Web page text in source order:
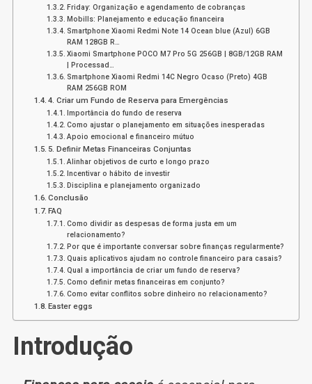
Friday: Organização e agendamento de cobranças
Mobills: Planejamento e educação financeira
Smartphone Xiaomi Redmi Note 14 Ocean blue (Azul) 6GB
RAM 128GB R…
Xiaomi Smartphone POCO M7 Pro 5G 256GB | 8GB/12GB RAM
| Processad…
Smartphone Xiaomi Redmi 14C Negro Ocaso (Preto) 4GB
RAM 256GB ROM
4. Criar um Fundo de Reserva para Emergências
Importância do fundo de reserva
Como ajustar o planejamento em situações inesperadas
Apoio emocional e financeiro mútuo
5. Definir Metas Financeiras Conjuntas
Alinhar objetivos de curto e longo prazo
Incentivar o hábito de investir
Disciplina e planejamento organizado
Conclusão
FAQ
Como dividir as despesas de forma justa em um
relacionamento?
Por que é importante conversar sobre finanças regularmente?
Quais aplicativos ajudam no controle financeiro para casais?
Qual a importância de criar um fundo de reserva?
Como definir metas financeiras em conjunto?
Como evitar conflitos sobre dinheiro no relacionamento?
Easter eggs
Introdução